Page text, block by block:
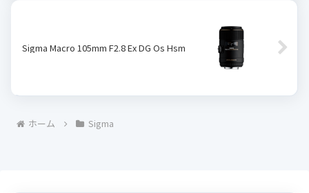
Sigma Macro 105mm F2.8 Ex DG Os Hsm
ホーム Sigma